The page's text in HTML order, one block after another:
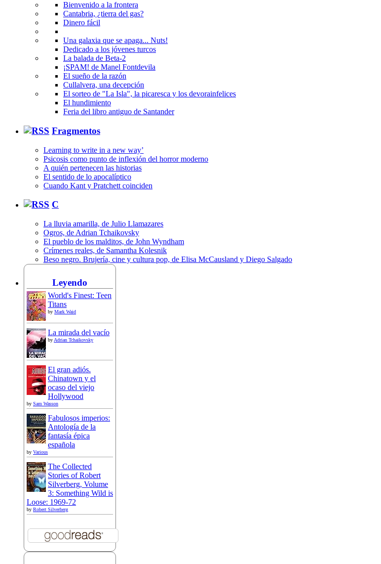
Bienvenido a la frontera
Cantabria, ¿tierra del gas?
Dinero fácil
Una galaxia que se apaga... Nuts!
Dedicado a los jóvenes turcos
La balada de Beta-2
¡SPAM! de Manel Fontdevila
El sueño de la razón
Cullalvera, una decepción
El sorteo de "La Isla", la picaresca y los devorainfelices
El hundimiento
Feria del libro antiguo de Santander
Fragmentos
Learning to write in a new way’
Psicosis como punto de inflexión del horror moderno
A quién pertenecen las historias
El sentido de lo apocalíptico
Cuando Kant y Pratchett coinciden
C
La lluvia amarilla, de Julio Llamazares
Ogros, de Adrian Tchaikovsky
El pueblo de los malditos, de John Wyndham
Crímenes reales, de Samantha Kolesnik
Beso negro. Brujería, cine y cultura pop, de Elisa McCausland y Diego Salgado
Leyendo
World's Finest: Teen
Titans
by Mark Waid
La mirada del vacío
by Adrian Tchaikovsky
El gran adiós.
Chinatown y el
ocaso del viejo
Hollywood
by Sam Wasson
Fabulosos imperios:
Antología de la
fantasía épica
española
by Various
The Collected
Stories of Robert
Silverberg, Volume
3: Something Wild is
Loose: 1969-72
by Robert Silverberg